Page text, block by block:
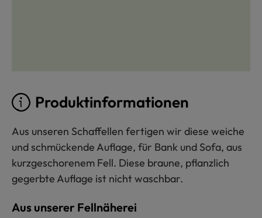
Produktinformationen
Aus unseren Schaffellen fertigen wir diese weiche
und schmückende Auflage, für Bank und Sofa, aus
kurzgeschorenem Fell. Diese braune, pflanzlich
gegerbte Auflage ist nicht waschbar.
Aus unserer Fellnäherei